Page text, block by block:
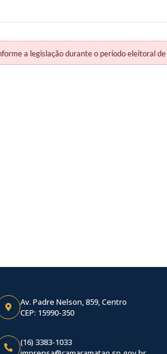
a legislação durante o período eleitoral de
Av. Padre Nelson, 859, Centro
CEP: 15990-350
(16) 3383-1033